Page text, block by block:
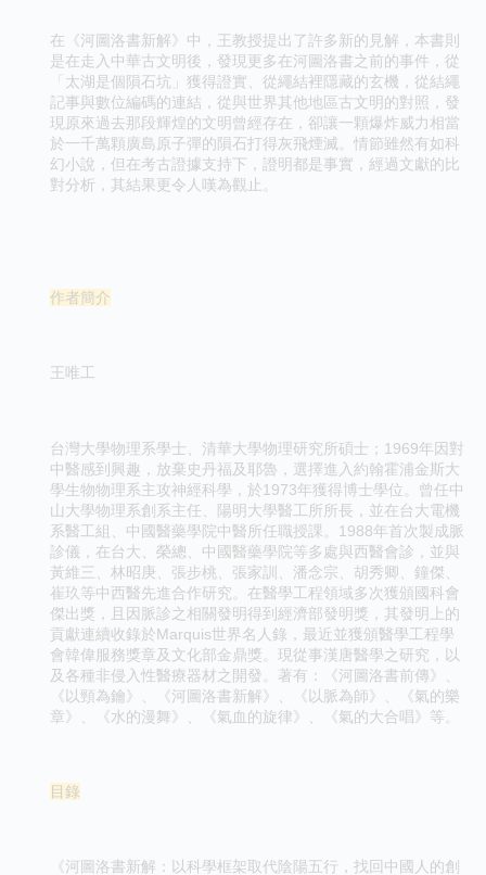
在《河圖洛書新解》中，王教授提出了許多新的見解，本書則
是在走入中華古文明後，發現更多在河圖洛書之前的事件，從
「太湖是個隕石坑」獲得證實、從繩結裡隱藏的玄機，從結繩
記事與數位編碼的連結，從與世界其他地區古文明的對照，發
現原來過去那段輝煌的文明曾經存在，卻讓一顆爆炸威力相當
於一千萬顆廣島原子彈的隕石打得灰飛煙滅。情節雖然有如科
幻小說，但在考古證據支持下，證明都是事實，經過文獻的比
對分析，其結果更令人嘆為觀止。
作者簡介
王唯工
台灣大學物理系學士、清華大學物理研究所碩士；1969年因對
中醫感到興趣，放棄史丹福及耶魯，選擇進入約翰霍浦金斯大
學生物物理系主攻神經科學，於1973年獲得博士學位。曾任中
山大學物理系創系主任、陽明大學醫工所所長，並在台大電機
系醫工組、中國醫藥學院中醫所任職授課。1988年首次製成脈
診儀，在台大、榮總、中國醫藥學院等多處與西醫會診，並與
黃維三、林昭庚、張步桃、張家訓、潘念宗、胡秀卿、鐘傑、
崔玖等中西醫先進合作研究。在醫學工程領域多次獲頒國科會
傑出獎，且因脈診之相關發明得到經濟部發明獎，其發明上的
貢獻連續收錄於Marquis世界名人錄，最近並獲頒醫學工程學
會韓偉服務獎章及文化部金鼎獎。現從事漢唐醫學之研究，以
及各種非侵入性醫療器材之開發。著有：《河圖洛書前傳》、
《以頸為鑰》、《河圖洛書新解》、《以脈為師》、《氣的樂
章》、《水的漫舞》、《氣血的旋律》、《氣的大合唱》等。
目錄
《河圖洛書新解：以科學框架取代陰陽五行，找回中國人的創